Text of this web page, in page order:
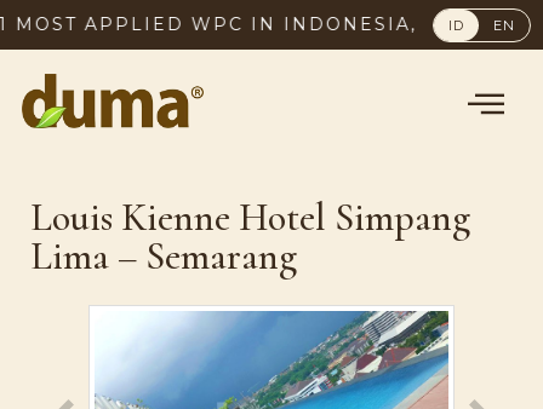
APPLIED WPC IN INDONESIA, SINCE 2003
ID EN
Louis Kienne Hotel Simpang
Lima – Semarang